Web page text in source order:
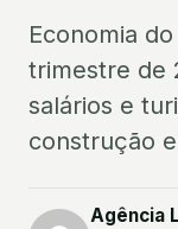
Economia
trimestre de
salários e
construção
Agência